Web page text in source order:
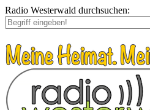
Radio Westerwald durchsuchen: